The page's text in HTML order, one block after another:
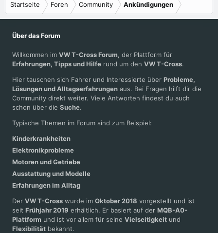
Startseite Foren Community Ankündigungen
Über das Forum
Willkommen im VW T-Cross Forum, der Plattform für
Erfahrungen, Tipps und Hilfe rund um den VW T-Cross.
Hier tauschen sich Fahrer und Interessierte über Probleme,
Lösungen und Alltagserfahrungen aus. Bei Fragen hilft dir die
Community direkt weiter. Viele Antworten findest du auch
schon über die Suche.
Typische Themen im Forum sind zum Beispiel:
Kinderkrankheiten
Elektronikprobleme
Motoren und Getriebe
Ausstattung und Modelle
Erfahrungen im Alltag
Der VW T-Cross wurde im Oktober 2018 vorgestellt und ist
seit Frühjahr 2019 erhältlich. Er basiert auf der MQB-A0-
Plattform und ist vor allem für seine Vielseitigkeit und
Flexibilität bekannt.